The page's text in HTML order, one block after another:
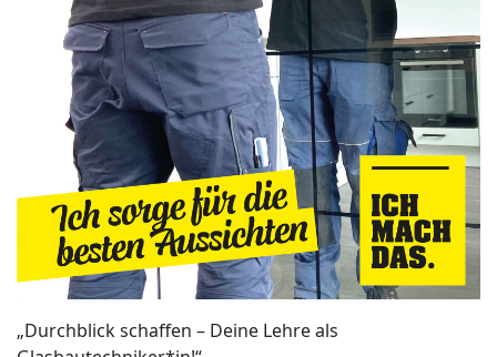
„Durchblick schaffen – Deine Lehre als